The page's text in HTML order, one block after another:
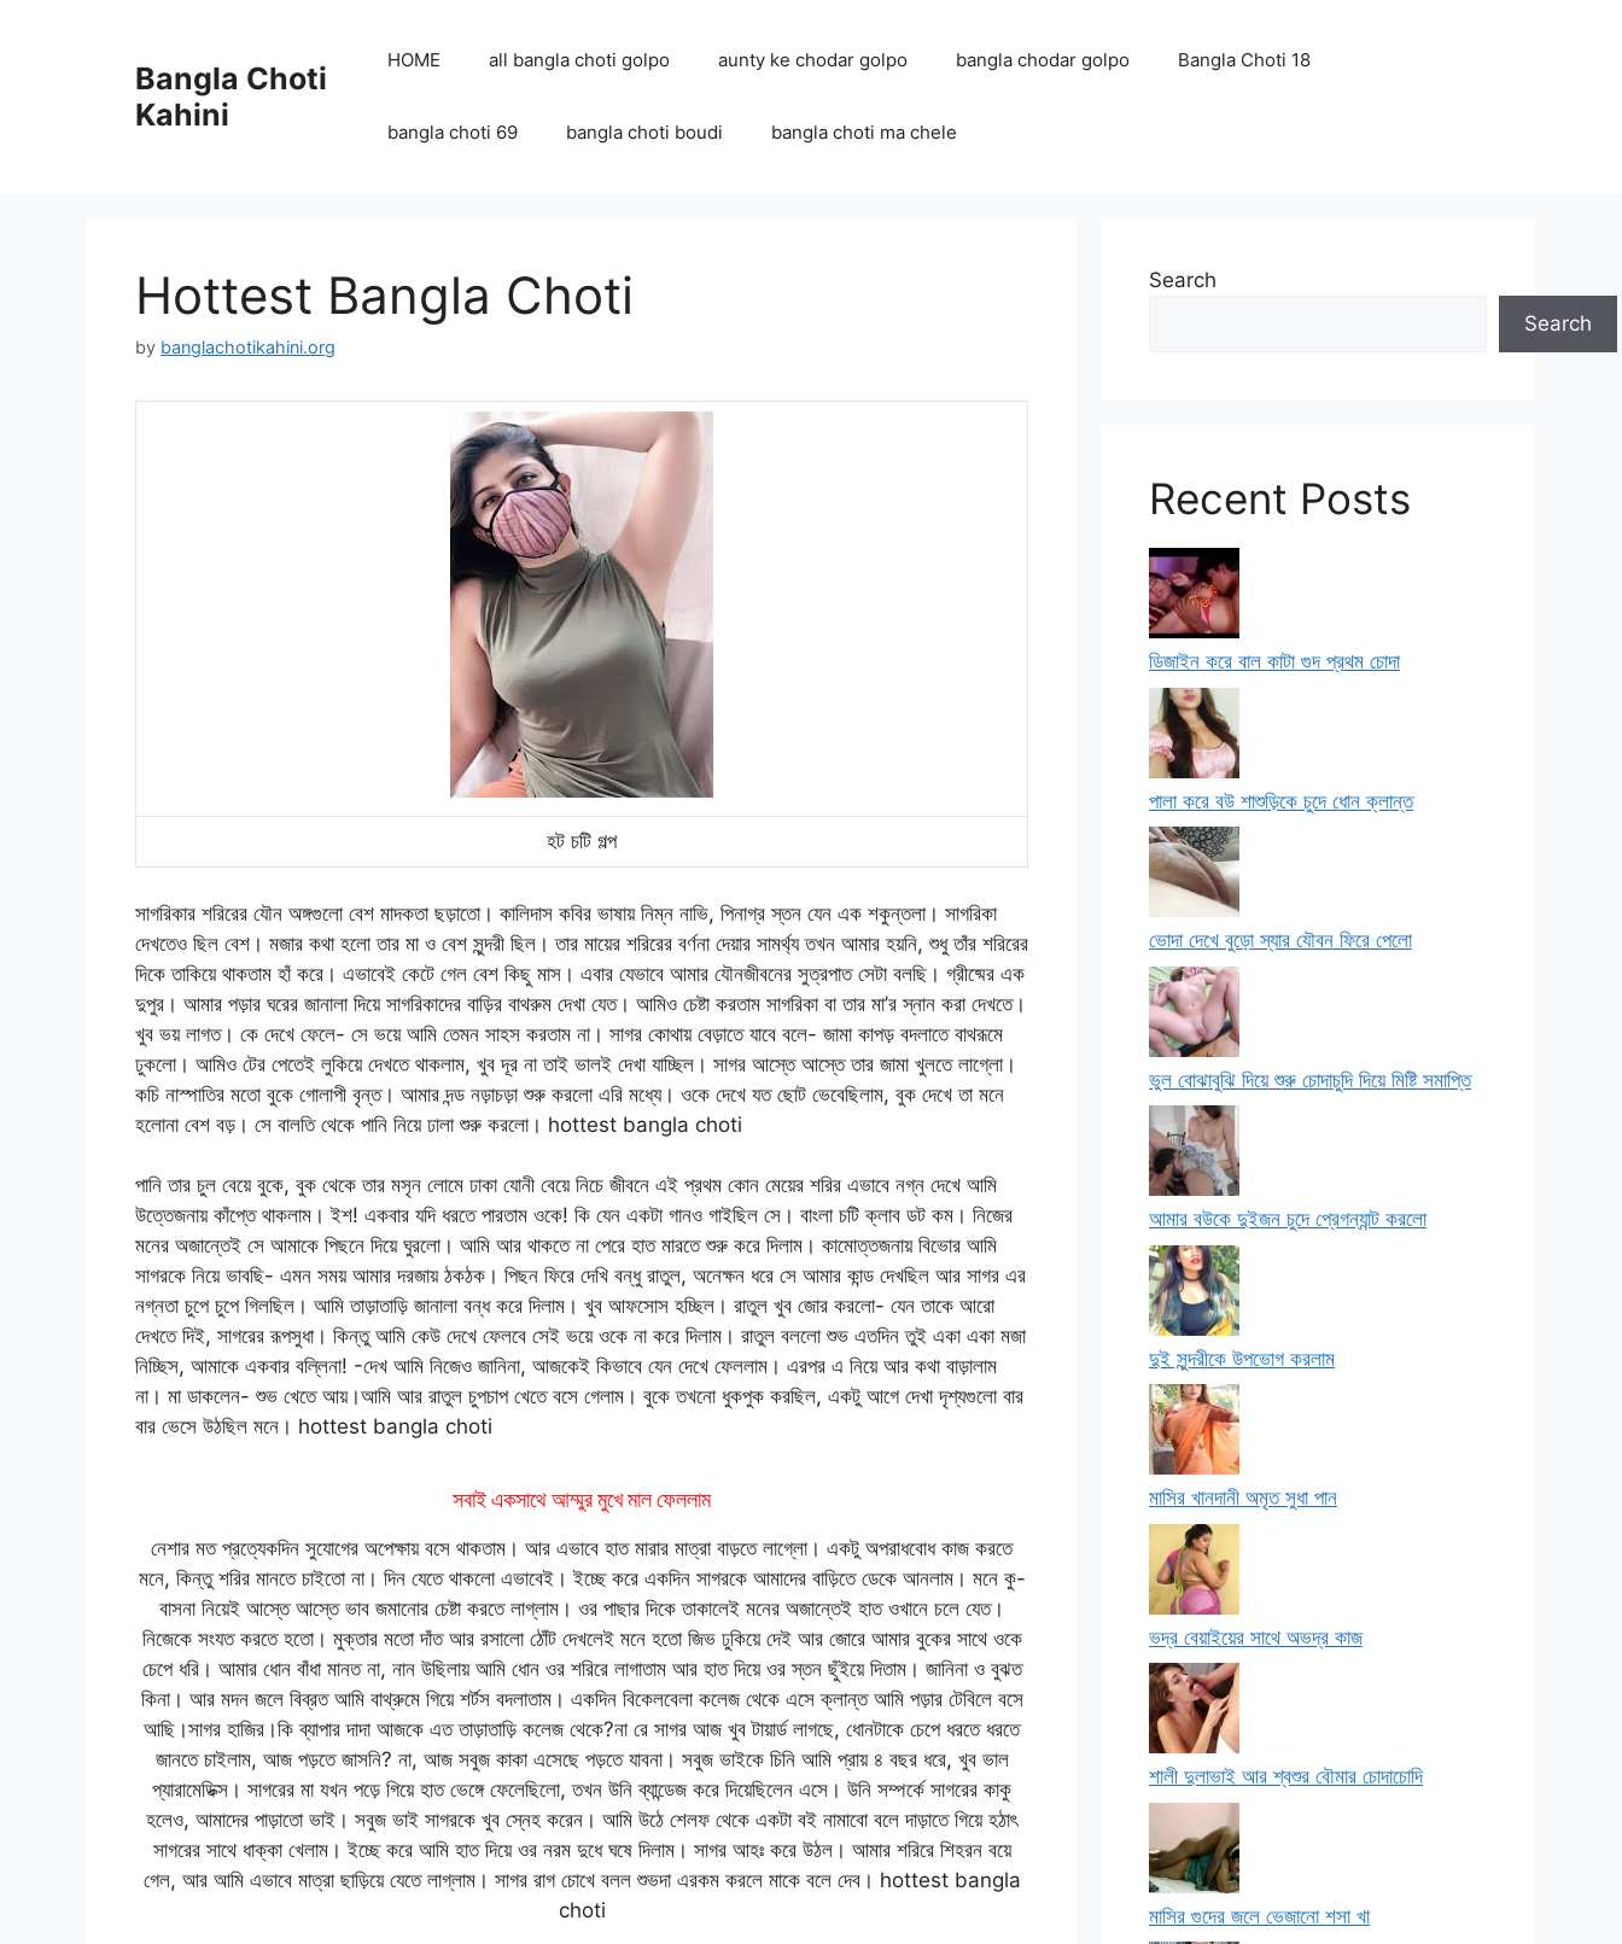
Bangla Choti
Kahini
HOME all bangla choti golpo aunty ke chodar golpo bangla chodar golpo Bangla Choti 18
bangla choti 69 bangla choti boudi bangla choti ma chele
Hottest Bangla Choti
by banglachotikahini.org
হট চটি গল্প
সাগরিকার শরিরের যৌন অঙ্গগুলো বেশ মাদকতা ছড়াতো। কালিদাস কবির ভাষায় নিম্ন নাভি, পিনাগ্র স্তন যেন এক শকুন্তলা। সাগরিকা
দেখতেও ছিল বেশ। মজার কথা হলো তার মা ও বেশ সুন্দরী ছিল। তার মায়ের শরিরের বর্ণনা দেয়ার সামর্থ্য তখন আমার হয়নি, শুধু তাঁর শরিরের
দিকে তাকিয়ে থাকতাম হাঁ করে। এভাবেই কেটে গেল বেশ কিছু মাস। এবার যেভাবে আমার যৌনজীবনের সুত্রপাত সেটা বলছি। গ্রীষ্মের এক
দুপুর। আমার পড়ার ঘরের জানালা দিয়ে সাগরিকাদের বাড়ির বাথরুম দেখা যেত। আমিও চেষ্টা করতাম সাগরিকা বা তার মা’র স্নান করা দেখতে।
খুব ভয় লাগত। কে দেখে ফেলে- সে ভয়ে আমি তেমন সাহস করতাম না। সাগর কোথায় বেড়াতে যাবে বলে- জামা কাপড় বদলাতে বাথরূমে
ঢুকলো। আমিও টের পেতেই লুকিয়ে দেখতে থাকলাম, খুব দূর না তাই ভালই দেখা যাচ্ছিল। সাগর আস্তে আস্তে তার জামা খুলতে লাগ্লো।
কচি নাস্পাতির মতো বুকে গোলাপী বৃন্ত। আমার দন্ড নড়াচড়া শুরু করলো এরি মধ্যে। ওকে দেখে যত ছোট ভেবেছিলাম, বুক দেখে তা মনে
হলোনা বেশ বড়। সে বালতি থেকে পানি নিয়ে ঢালা শুরু করলো। hottest bangla choti
পানি তার চুল বেয়ে বুকে, বুক থেকে তার মসৃন লোমে ঢাকা যোনী বেয়ে নিচে জীবনে এই প্রথম কোন মেয়ের শরির এভাবে নগ্ন দেখে আমি
উত্তেজনায় কাঁপ্তে থাকলাম। ইশ! একবার যদি ধরতে পারতাম ওকে! কি যেন একটা গানও গাইছিল সে। বাংলা চটি ক্লাব ডট কম। নিজের
মনের অজান্তেই সে আমাকে পিছনে দিয়ে ঘুরলো। আমি আর থাকতে না পেরে হাত মারতে শুরু করে দিলাম। কামোত্তজনায় বিভোর আমি
সাগরকে নিয়ে ভাবছি- এমন সময় আমার দরজায় ঠকঠক। পিছন ফিরে দেখি বন্ধু রাতুল, অনেক্ষন ধরে সে আমার কান্ড দেখছিল আর সাগর এর
নগ্নতা চুপে চুপে গিলছিল। আমি তাড়াতাড়ি জানালা বন্ধ করে দিলাম। খুব আফসোস হচ্ছিল। রাতুল খুব জোর করলো- যেন তাকে আরো
দেখতে দিই, সাগরের রূপসুধা। কিন্তু আমি কেউ দেখে ফেলবে সেই ভয়ে ওকে না করে দিলাম। রাতুল বললো শুভ এতদিন তুই একা একা মজা
নিচ্ছিস, আমাকে একবার বল্লিনা! -দেখ আমি নিজেও জানিনা, আজকেই কিভাবে যেন দেখে ফেললাম। এরপর এ নিয়ে আর কথা বাড়ালাম
না। মা ডাকলেন- শুভ খেতে আয়।আমি আর রাতুল চুপচাপ খেতে বসে গেলাম। বুকে তখনো ধুকপুক করছিল, একটু আগে দেখা দৃশ্যগুলো বার
বার ভেসে উঠছিল মনে। hottest bangla choti
সবাই একসাথে আম্মুর মুখে মাল ফেললাম
নেশার মত প্রত্যেকদিন সুযোগের অপেক্ষায় বসে থাকতাম। আর এভাবে হাত মারার মাত্রা বাড়তে লাগ্লো। একটু অপরাধবোধ কাজ করতে
মনে, কিন্তু শরির মানতে চাইতো না। দিন যেতে থাকলো এভাবেই। ইচ্ছে করে একদিন সাগরকে আমাদের বাড়িতে ডেকে আনলাম। মনে কু-
বাসনা নিয়েই আস্তে আস্তে ভাব জমানোর চেষ্টা করতে লাগ্লাম। ওর পাছার দিকে তাকালেই মনের অজান্তেই হাত ওখানে চলে যেত।
নিজেকে সংযত করতে হতো। মুক্তার মতো দাঁত আর রসালো ঠোঁট দেখলেই মনে হতো জিভ ঢুকিয়ে দেই আর জোরে আমার বুকের সাথে ওকে
চেপে ধরি। আমার ধোন বাঁধা মানত না, নান উছিলায় আমি ধোন ওর শরিরে লাগাতাম আর হাত দিয়ে ওর স্তন ছুঁইয়ে দিতাম। জানিনা ও বুঝত
কিনা। আর মদন জলে বিব্রত আমি বাথ্রুমে গিয়ে শর্টস বদলাতাম। একদিন বিকেলবেলা কলেজ থেকে এসে ক্লান্ত আমি পড়ার টেবিলে বসে
আছি।সাগর হাজির।কি ব্যাপার দাদা আজকে এত তাড়াতাড়ি কলেজ থেকে?না রে সাগর আজ খুব টায়ার্ড লাগছে, ধোনটাকে চেপে ধরতে ধরতে
জানতে চাইলাম, আজ পড়তে জাসনি? না, আজ সবুজ কাকা এসেছে পড়তে যাবনা। সবুজ ভাইকে চিনি আমি প্রায় ৪ বছর ধরে, খুব ভাল
প্যারামেডিক্স। সাগরের মা যখন পড়ে গিয়ে হাত ভেঙ্গে ফেলেছিলো, তখন উনি ব্যান্ডেজ করে দিয়েছিলেন এসে। উনি সম্পর্কে সাগরের কাকু
হলেও, আমাদের পাড়াতো ভাই। সবুজ ভাই সাগরকে খুব স্নেহ করেন। আমি উঠে শেলফ থেকে একটা বই নামাবো বলে দাড়াতে গিয়ে হঠাৎ
সাগরের সাথে ধাক্কা খেলাম। ইচ্ছে করে আমি হাত দিয়ে ওর নরম দুধে ঘষে দিলাম। সাগর আহঃ করে উঠল। আমার শরিরে শিহরন বয়ে
গেল, আর আমি এভাবে মাত্রা ছাড়িয়ে যেতে লাগ্লাম। সাগর রাগ চোখে বলল শুভদা এরকম করলে মাকে বলে দেব। hottest bangla
choti
Search
Search
Recent Posts
ডিজাইন করে বাল কাটা গুদ প্রথম চোদা
পালা করে বউ শাশুড়িকে চুদে ধোন ক্লান্ত
ভোদা দেখে বুড়ো স্যার যৌবন ফিরে পেলো
ভুল বোঝাবুঝি দিয়ে শুরু চোদাচুদি দিয়ে মিষ্টি সমাপ্তি
আমার বউকে দুইজন চুদে প্রেগন্যান্ট করলো
দুই সুন্দরীকে উপভোগ করলাম
মাসির খানদানী অমৃত সুধা পান
ভদ্র বেয়াইয়ের সাথে অভদ্র কাজ
শালী দুলাভাই আর শ্বশুর বৌমার চোদাচোদি
মাসির গুদের জলে ভেজানো শসা খা